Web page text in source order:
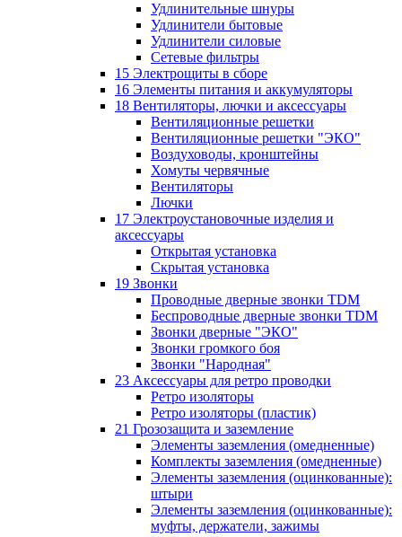
Удлинительные шнуры
Удлинители бытовые
Удлинители силовые
Сетевые фильтры
15 Электрощиты в сборе
16 Элементы питания и аккумуляторы
18 Вентиляторы, лючки и аксессуары
Вентиляционные решетки
Вентиляционные решетки "ЭКО"
Воздуховоды, кронштейны
Хомуты червячные
Вентиляторы
Лючки
17 Электроустановочные изделия и
аксессуары
Открытая установка
Скрытая установка
19 Звонки
Проводные дверные звонки TDM
Беспроводные дверные звонки TDM
Звонки дверные "ЭКО"
Звонки громкого боя
Звонки "Народная"
23 Аксессуары для ретро проводки
Ретро изоляторы
Ретро изоляторы (пластик)
21 Грозозащита и заземление
Элементы заземления (омедненные)
Комплекты заземления (омедненные)
Элементы заземления (оцинкованные):
штыри
Элементы заземления (оцинкованные):
муфты, держатели, зажимы